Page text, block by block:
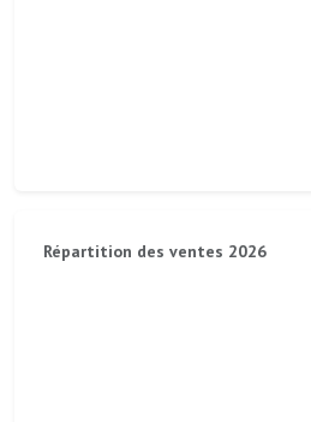
Répartition des ventes 2026